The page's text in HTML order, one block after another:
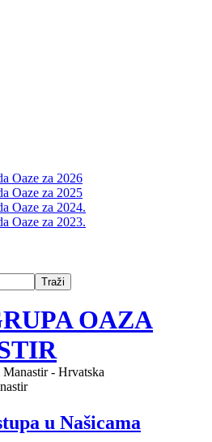
Oaze za 2026
Oaze za 2025
Oaze za 2024.
Oaze za 2023.
OAZA
- Hrvatska
u Našicama